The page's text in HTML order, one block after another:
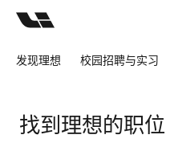
发现理想 校园招聘与实习
找到理想的职位